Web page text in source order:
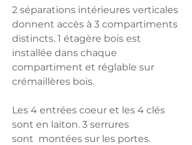
2 séparations intérieures verticales
donnent accès à 3 compartiments
distincts. 1 étagère bois est
installée dans chaque
compartiment et réglable sur
crémaillères bois.
Les 4 entrées coeur et les 4 clés
sont en laiton. 3 serrures
sont montées sur les portes.